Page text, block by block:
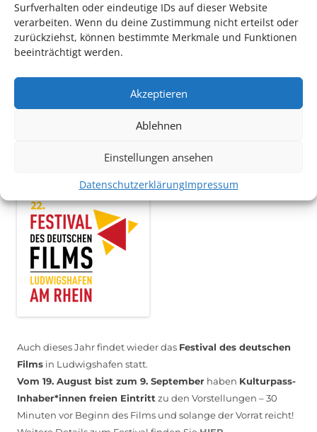
Surfverhalten oder eindeutige IDs auf dieser Website
verarbeiten. Wenn du deine Zustimmung nicht erteilst oder
zurückziehst, können bestimmte Merkmale und Funktionen
beeinträchtigt werden.
Akzeptieren
Ablehnen
Einstellungen ansehen
DatenschutzerklärungImpressum
TECHNIK SUPPORT GESUCHT!
Mithilfe im Bereich Technik. Sie haben Interesse? Dann
*KULTURTIPP SOMMERPAUSE: FESTIVAL DES DEUTSCHEN FILMS*
Auch dieses Jahr findet wieder das Festival des deutschen
Films in Ludwigshafen statt.
Vom 19. August bist zum 9. September haben Kulturpass-
Inhaber*innen freien Eintritt zu den Vorstellungen – 30
Minuten vor Beginn des Films und solange der Vorrat reicht!